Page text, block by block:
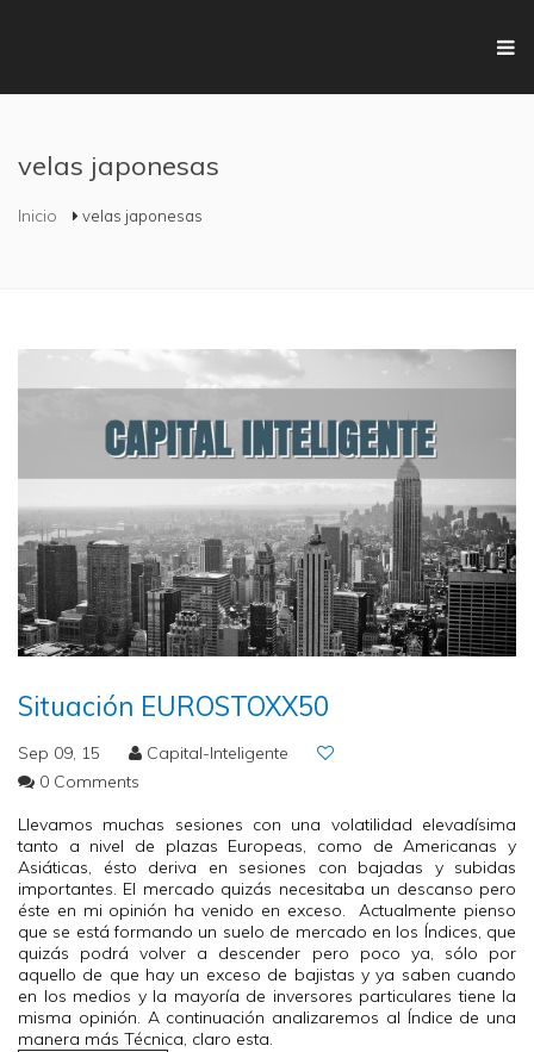
velas japonesas
Se encuentra usted aquí
Inicio velas japonesas
Situación EUROSTOXX50
Sep 09, 15
Capital-Inteligente
0 Comments
Llevamos muchas sesiones con una volatilidad elevadísima
tanto a nivel de plazas Europeas, como de Americanas y
Asiáticas, ésto deriva en sesiones con bajadas y subidas
importantes. El mercado quizás necesitaba un descanso pero
éste en mi opinión ha venido en exceso. Actualmente pienso
que se está formando un suelo de mercado en los Índices, que
quizás podrá volver a descender pero poco ya, sólo por
aquello de que hay un exceso de bajistas y ya saben cuando
en los medios y la mayoría de inversores particulares tiene la
misma opinión. A continuación analizaremos al Índice de una
manera más Técnica, claro esta.